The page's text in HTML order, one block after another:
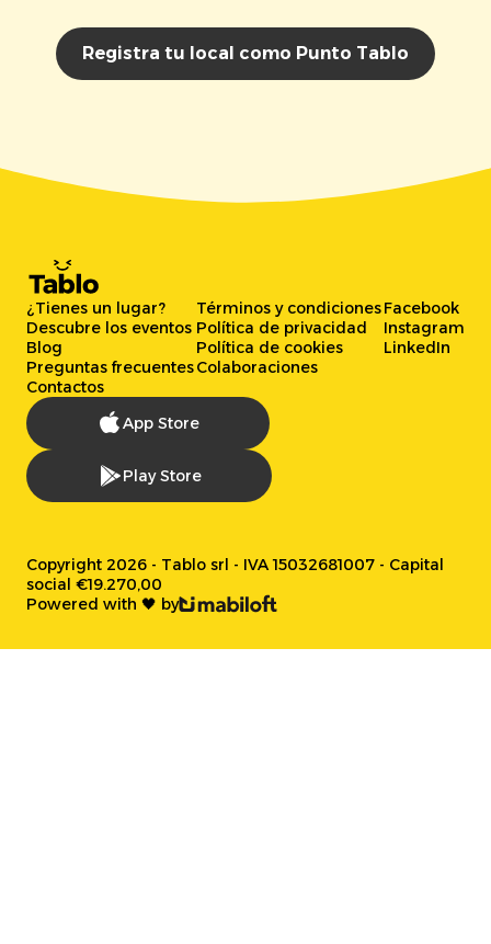
Registra tu local como Punto Tablo
¿Tienes un lugar?
Descubre los eventos
Blog
Preguntas frecuentes
Contactos
Términos y condiciones
Política de privacidad
Política de cookies
Colaboraciones
Facebook
Instagram
LinkedIn
App Store
Play Store
Copyright 2026 - Tablo srl - IVA 15032681007 - Capital
social €19.270,00
Powered with 🖤 by